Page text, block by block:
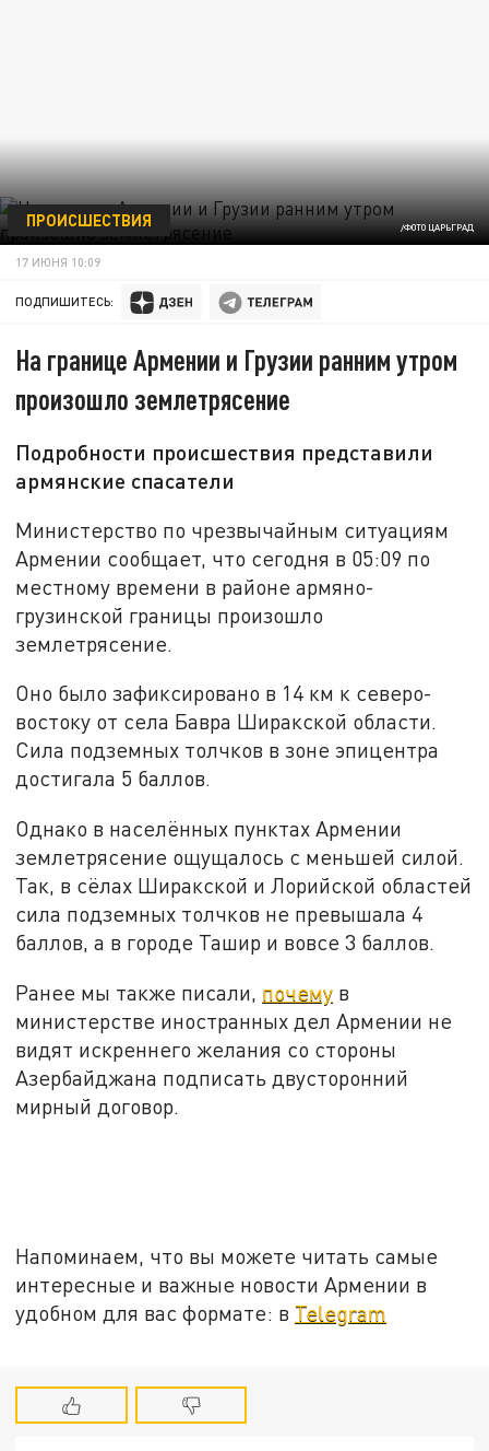
/ФОТО ЦАРЬГРАД
ПРОИСШЕСТВИЯ
17 ИЮНЯ 10:09
ПОДПИШИТЕСЬ:
На границе Армении и Грузии ранним утром
произошло землетрясение
Подробности происшествия представили
армянские спасатели
Министерство по чрезвычайным ситуациям
Армении сообщает, что сегодня в 05:09 по
местному времени в районе армяно-
грузинской границы произошло
землетрясение.
Оно было зафиксировано в 14 км к северо-
востоку от села Бавра Ширакской области.
Сила подземных толчков в зоне эпицентра
достигала 5 баллов.
Однако в населённых пунктах Армении
землетрясение ощущалось с меньшей силой.
Так, в сёлах Ширакской и Лорийской областей
сила подземных толчков не превышала 4
баллов, а в городе Ташир и вовсе 3 баллов.
Ранее мы также писали, почему в
министерстве иностранных дел Армении не
видят искреннего желания со стороны
Азербайджана подписать двусторонний
мирный договор.
Напоминаем, что вы можете читать самые
интересные и важные новости Армении в
удобном для вас формате: в Telegram